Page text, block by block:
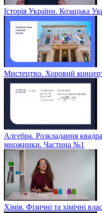
Історія України. Козацька
Мистецтво. Хоровий
Алгебра. Розкладання
множники. Частина №1
Хімія. Фізичні та хімічні